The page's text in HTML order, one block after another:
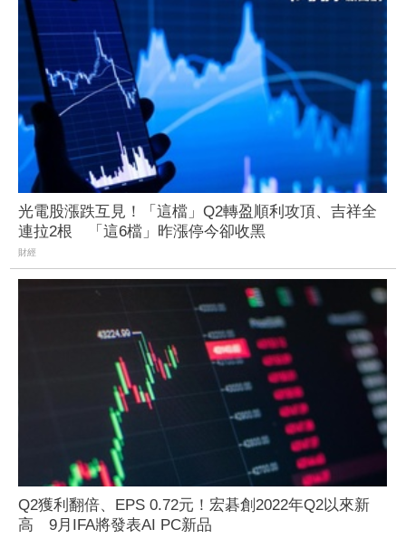
光電股漲跌互見！「這檔」Q2轉盈順利攻頂、吉祥全
連拉2根 「這6檔」昨漲停今卻收黑
財經
Q2獲利翻倍、EPS 0.72元！宏碁創2022年Q2以來新
高 9月IFA將發表AI PC新品